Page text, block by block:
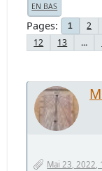
EN BAS
Pages 1 2
12
13 ...
Mai 23, 2022,